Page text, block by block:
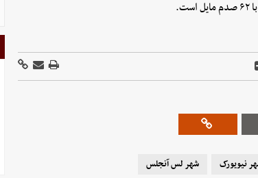
نیویورک شهر لس آنجلس